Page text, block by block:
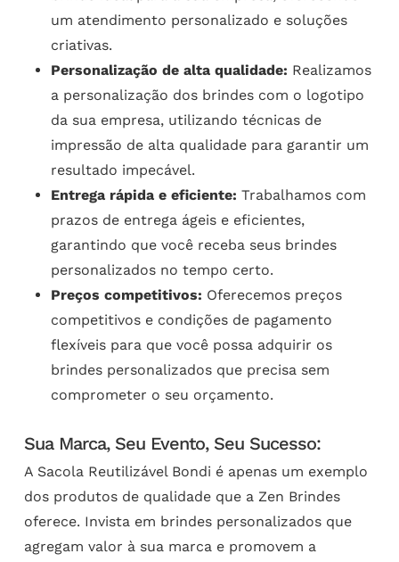
um atendimento personalizado e soluções
criativas.
Personalização de alta qualidade: Realizamos
a personalização dos brindes com o logotipo
da sua empresa, utilizando técnicas de
impressão de alta qualidade para garantir um
resultado impecável.
Entrega rápida e eficiente: Trabalhamos com
prazos de entrega ágeis e eficientes,
garantindo que você receba seus brindes
personalizados no tempo certo.
Preços competitivos: Oferecemos preços
competitivos e condições de pagamento
flexíveis para que você possa adquirir os
brindes personalizados que precisa sem
comprometer o seu orçamento.
Sua Marca, Seu Evento, Seu Sucesso:
A Sacola Reutilizável Bondi é apenas um exemplo
dos produtos de qualidade que a Zen Brindes
oferece. Invista em brindes personalizados que
agregam valor à sua marca e promovem a